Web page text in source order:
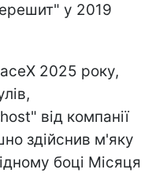
у 2019
2025 року,
від компанії
здійснив м'яку
боці Місяця